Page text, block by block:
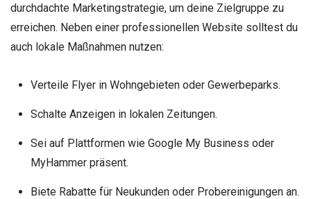
durchdachte Marketingstrategie, um deine Zielgruppe zu
erreichen. Neben einer professionellen Website solltest du
auch lokale Maßnahmen nutzen:
Verteile Flyer in Wohngebieten oder Gewerbeparks.
Schalte Anzeigen in lokalen Zeitungen.
Sei auf Plattformen wie Google My Business oder
MyHammer präsent.
Biete Rabatte für Neukunden oder Probereinigungen an.